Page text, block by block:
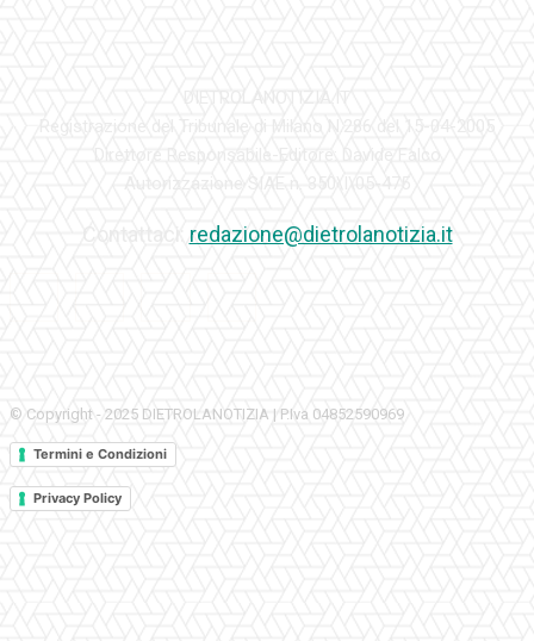
redazione@dietrolanotizia.it
© Copyright - 2025 DIETROLANOTIZIA | P.Iva 04852590969
Termini e Condizioni
Privacy Policy